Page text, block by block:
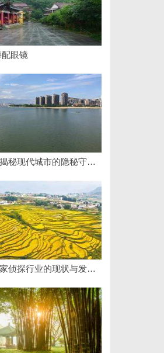
眼镜
厦门私家侦探：揭秘现代城市的隐秘守护者
全面解析厦门私家侦探行业的现状与发展趋势